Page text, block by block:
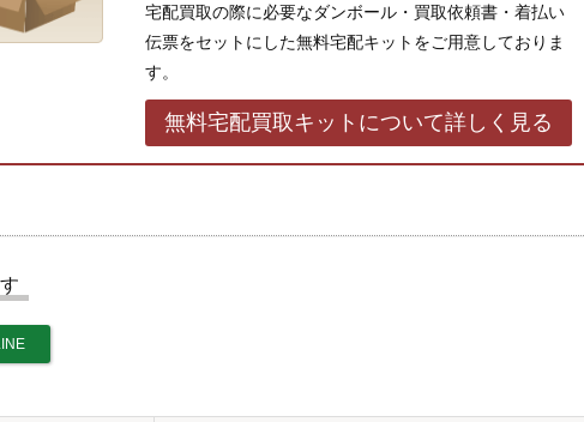
宅配買取の際に必要なダンボール・買取依頼書・着払い
伝票をセットにした無料宅配キットをご用意しておりま
す。
無料宅配買取キットについて詳しく見る